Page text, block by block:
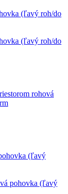
(ľavý roh/do
(ľavý roh/do
rohová
(ľavý
pohovka (ľavý